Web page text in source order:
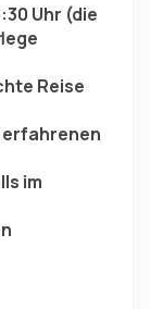
Uhr (die
Reise
erfahrenen
im